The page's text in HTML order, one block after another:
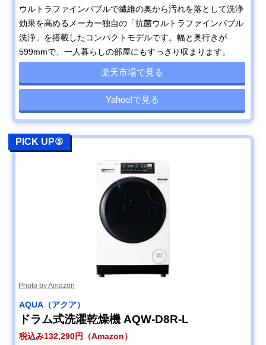
ウルトラファインバブルで繊維の奥から汚れを落として洗浄
効果を高めるメーカー独自の「抗菌ウルトラファインバブル
洗浄」を搭載したコンパクトモデルです。幅と奥行きが
599mmで、一人暮らしの部屋にもすっきり収まります。
楽天市場で見る
Yahoo!で見る
PICK UP⑤
Photo by Amazon
AQUA（アクア）
ドラム式洗濯乾燥機 AQW-D8R-L
税込み132,290円（Amazon）